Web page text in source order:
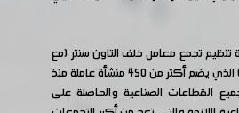
تنظيم تجمع معامل خلف التاون سنتر (مع
امتداد شارع درب الحديد) الذي يضم أكثر من 450 منشأة عاملة منذ
القطاعات الصناعية والحاصلة على